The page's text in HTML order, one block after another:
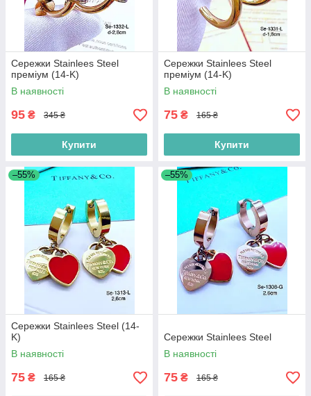
Сережки Stainlees Steel
преміум (14-K)
В наявності
95 ₴ 345 ₴
Купити
Сережки Stainlees Steel
преміум (14-K)
В наявності
75 ₴ 165 ₴
Купити
–55%
Сережки Stainlees Steel (14-
K)
В наявності
75 ₴ 165 ₴
–55%
Сережки Stainlees Steel
В наявності
75 ₴ 165 ₴